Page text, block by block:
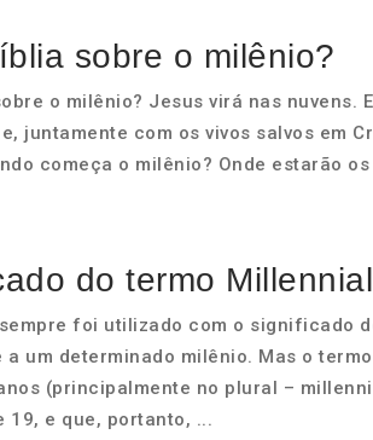
sobre o milênio?
o milênio? Jesus virá nas nuvens.
juntamente com os vivos salvos em
começa o milênio? Onde estarão
do termo
foi utilizado com o significado
um determinado milênio. Mas o
(principalmente no plural –
19, e que, portanto, ...